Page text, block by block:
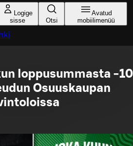
Logige
sisse
Otsi
Avatud
mobiilimenüü
loppusummasta -10
Osuuskaupan